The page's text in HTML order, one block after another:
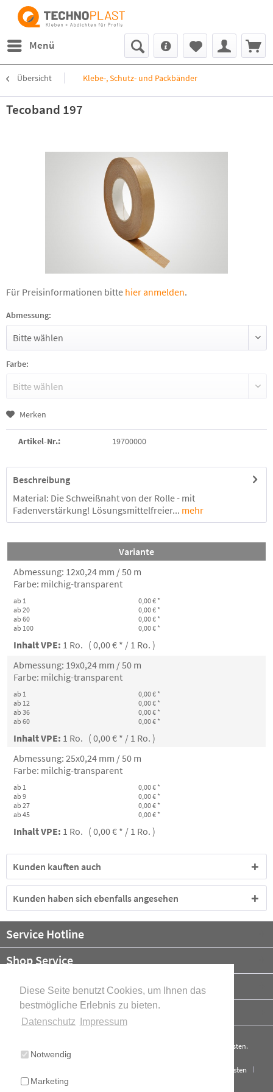
Diese Seite benutzt Cookies, um Ihnen das
bestmögliche Erlebnis zu bieten.
Datenschutz
Impressum
Notwendig
Marketing
Menü
Übersicht Klebe-, Schutz- und Packbänder
Tecoband 197
Für Preisinformationen bitte hier anmelden.
Abmessung:
Farbe:
Merken
Artikel-Nr.: 19700000
Beschreibung
Material: Die Schweißnaht von der Rolle - mit
Fadenverstärkung! Lösungsmittelfreier... mehr
Variante
Abmessung: 12x0,24 mm / 50 m
Farbe: milchig-transparent
ab 1
0,00 € *
ab 20
0,00 € *
ab 60
0,00 € *
ab 100
0,00 € *
Inhalt VPE: 1 Ro. ( 0,00 € * / 1 Ro. )
Abmessung: 19x0,24 mm / 50 m
Farbe: milchig-transparent
ab 1
0,00 € *
ab 12
0,00 € *
ab 36
0,00 € *
ab 60
0,00 € *
Inhalt VPE: 1 Ro. ( 0,00 € * / 1 Ro. )
Abmessung: 25x0,24 mm / 50 m
Farbe: milchig-transparent
ab 1
0,00 € *
ab 9
0,00 € *
ab 27
0,00 € *
ab 45
0,00 € *
Inhalt VPE: 1 Ro. ( 0,00 € * / 1 Ro. )
Kunden kauften auch
Kunden haben sich ebenfalls angesehen
Service Hotline
Shop Service
Informationen
Newsletter
Versandkosten.
Versand und Kosten